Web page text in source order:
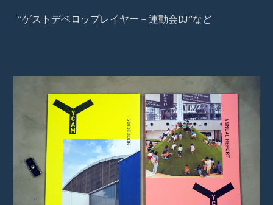
”ゲストデベロップレイヤー－運動会DJ”など